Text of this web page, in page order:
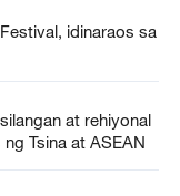
idinaraos sa
at rehiyonal
Tsina at ASEAN